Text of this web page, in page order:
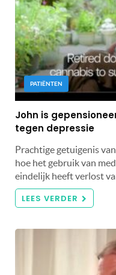
PATIËNTEN
John is
tegen depressie
Prachtige getuigenis
hoe het gebruik van
eindelijk heeft verlost
LEES VERDER